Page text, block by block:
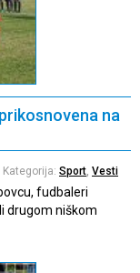
na
Kategorija: Sport, Vesti
fudbaleri
drugom niškom